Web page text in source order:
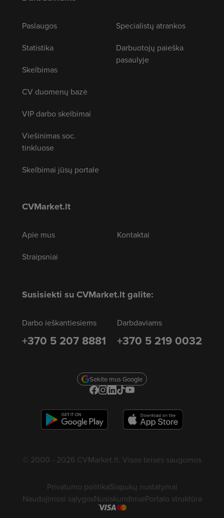
Paslaugos
Statistika
Skelbimas
CV duomenų bazė
VIP darbo skelbimai
Viešinimas soc.
tinkluose
Skelbimai jūsų portale
Specialistų atrankos
Darbuotojų paieška
pasaulyje
CVMarket.lt
Apie mus
Straipsniai
Kontaktai
Susisiekti su CVMarket.lt galite:
Darbo ieškantiesiems
+370 5 207 8881
Darbdaviams
+370 5 219 0032
Sekite mus Google
© 2000 - 2026 CVMarket.lt. Visos teisės saugomos
Privatumo politikaSlapukų nustatymai
Naudojimosi sąlygosNusiskundimaiPortalo struktūra